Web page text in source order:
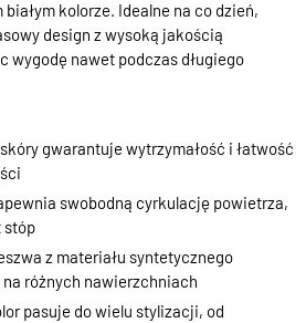
kolorze. Idealne na co dzień,
design z wysoką jakością
wygodę nawet podczas długiego
gwarantuje wytrzymałość i łatwość
swobodną cyrkulację powietrza,
stóp
z materiału syntetycznego
różnych nawierzchniach
pasuje do wielu stylizacji, od